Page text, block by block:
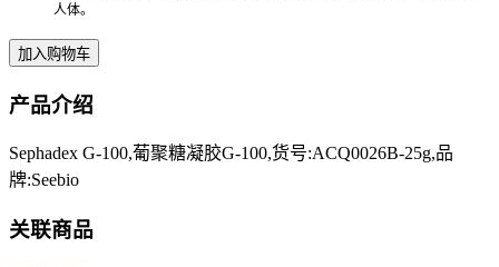
人体。
产品介绍
Sephadex G-100,葡聚糖凝胶G-100,货号:ACQ0026B-25g,品
牌:Seebio
关联商品